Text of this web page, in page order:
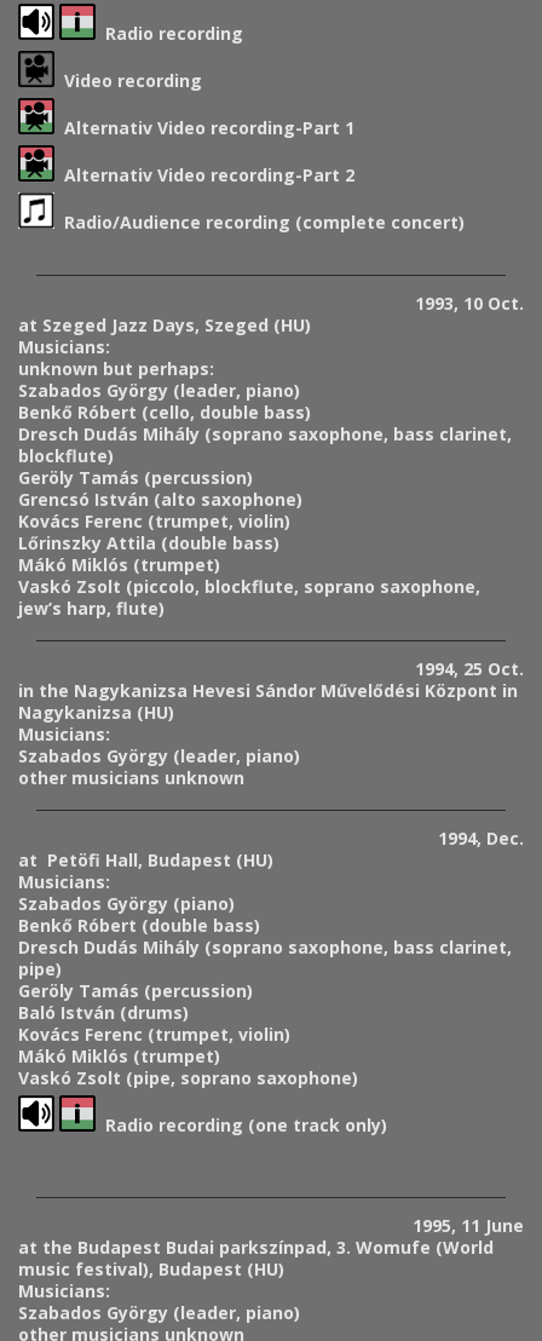
Radio recording
Video recording
Alternativ Video recording-Part 1
Alternativ Video recording-Part 2
Radio/Audience recording (complete concert)
1993, 10 Oct.
at Szeged Jazz Days, Szeged (HU)
Musicians:
unknown but perhaps:
Szabados György (leader, piano)
Benkő Róbert (cello, double bass)
Dresch Dudás Mihály (soprano saxophone, bass clarinet,
blockflute)
Geröly Tamás (percussion)
Grencsó István (alto saxophone)
Kovács Ferenc (trumpet, violin)
Lőrinszky Attila (double bass)
Mákó Miklós (trumpet)
Vaskó Zsolt (piccolo, blockflute, soprano saxophone,
jew’s harp, flute)
1994, 25 Oct.
in the Nagykanizsa Hevesi Sándor Művelődési Központ in
Nagykanizsa (HU)
Musicians:
Szabados György (leader, piano)
other musicians unknown
1994, Dec.
at Petöfi Hall, Budapest (HU)
Musicians:
Szabados György (piano)
Benkő Róbert (double bass)
Dresch Dudás Mihály (soprano saxophone, bass clarinet,
pipe)
Geröly Tamás (percussion)
Baló István (drums)
Kovács Ferenc (trumpet, violin)
Mákó Miklós (trumpet)
Vaskó Zsolt (pipe, soprano saxophone)
Radio recording (one track only)
1995, 11 June
at the Budapest Budai parkszínpad, 3. Womufe (World
music festival), Budapest (HU)
Musicians:
Szabados György (leader, piano)
other musicians unknown